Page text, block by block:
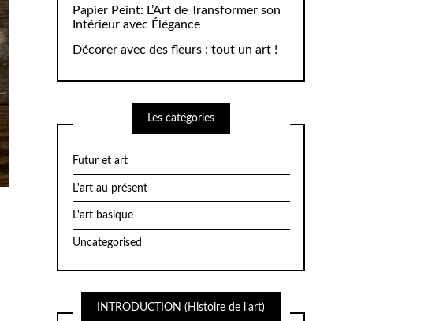
Papier Peint: L’Art de Transformer son
Intérieur avec Élégance
Décorer avec des fleurs : tout un art !
Les catégories
Futur et art
L'art au présent
L'art basique
Uncategorised
INTRODUCTION (Histoire de l’art)